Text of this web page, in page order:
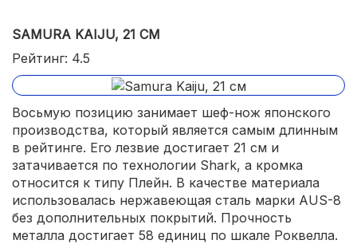
SAMURA KAIJU, 21 СМ
Рейтинг: 4.5
Восьмую позицию занимает шеф-нож японского
производства, который является самым длинным
в рейтинге. Его лезвие достигает 21 см и
затачивается по технологии Shark, а кромка
относится к типу Плейн. В качестве материала
использовалась нержавеющая сталь марки AUS-8
без дополнительных покрытий. Прочность
металла достигает 58 единиц по шкале Роквелла.